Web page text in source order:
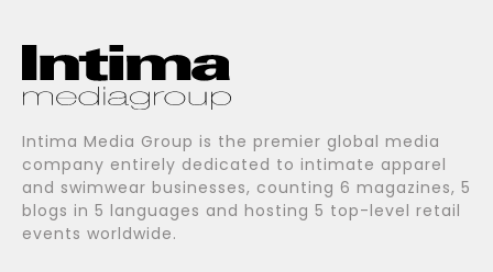
Intima Media Group is the premier global media
company entirely dedicated to intimate apparel
and swimwear businesses, counting 6 magazines, 5
blogs in 5 languages and hosting 5 top-level retail
events worldwide.